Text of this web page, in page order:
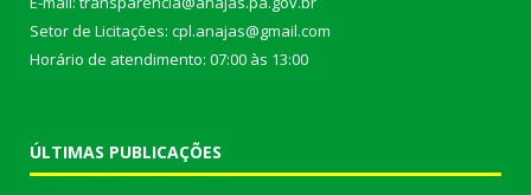
Setor de Licitações: cpl.anajas@gmail.com
Horário de atendimento: 07:00 às 13:00
ÚLTIMAS PUBLICAÇÕES